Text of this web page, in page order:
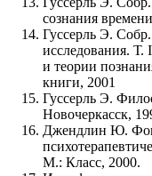
сознания
Гуссерль Э.
исследования.
и теории
книги, 2001
Гуссерль Э.
Новочеркасск,
Джендлин Ю.
М.: Класс, 2000.